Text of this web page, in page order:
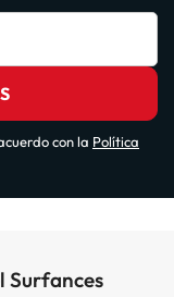
con la Política
Surfances